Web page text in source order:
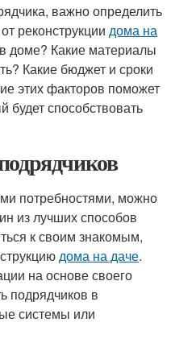
важно определить
реконструкции дома на
доме? Какие материалы
Какие бюджет и сроки
этих факторов поможет
будет способствовать
потребностями, можно
из лучших способов
к своим знакомым,
дома на даче.
на основе своего
подрядчиков в
системы или